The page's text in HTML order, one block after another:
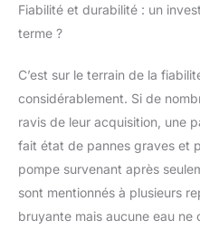
Fiabilité et durabilité : un
terme ?
C’est sur le terrain de la
considérablement. Si de
ravis de leur acquisition, une
fait état de pannes graves et
pompe survenant après
sont mentionnés à plusieurs
bruyante mais aucune eau ne